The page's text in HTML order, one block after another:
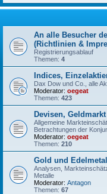
An alle Besucher
(Richtlinien &
Registrierungsablauf
Themen: 4
Indices,
Dax Dow und Co., alle
Moderator: oegeat
Themen: 423
Devisen,
Allgemeine
Betrachtungen der
Moderator: oegeat
Themen: 210
Gold und
Analysen,
Metalle
Moderator: Antagon
Themen: 67